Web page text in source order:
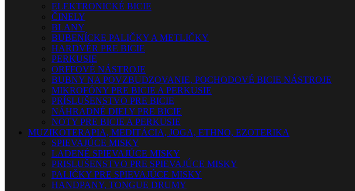
ELEKTRONICKÉ BICIE
ČINELY
BLANY
BUBENÍCKE PALIČKY A METLIČKY
HARDVÉR PRE BICIE
PERKUSIE
ORFFOVÉ NÁSTROJE
BUBNY NA POVZBUDZOVANIE, POCHODOVÉ BICIE NÁSTROJE
MIKROFÓNY PRE BICIE A PERKUSIE
PRÍSLUŠENSTVO PRE BICIE
NÁHRADNÉ DIELY PRE BICIE
NOTY PRE BICIE A PERKUSIE
MUZIKOTERAPIA, MEDITÁCIA, JOGA, ETHNO, EZOTERIKA
SPIEVAJÚCE MISKY
LADENÉ SPIEVAJÚCE MISKY
PRISLUŠENSTVO PRE SPIEVAJÚCE MISKY
PALIČKY PRE SPIEVAJÚCE MISKY
HANDPANY, TONGUE DRUMY